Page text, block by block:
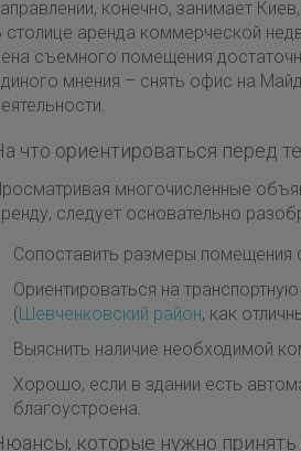
конечно, занимает
столице аренда коммерческой
съемного помещения
мнения – снять офис на
что ориентироваться перед
многочисленные
следует основательно
Сопоставить размеры помещения
Ориентироваться на
(Шевченковский район, как
Выяснить наличие необходимой
Хорошо, если в здании есть
благоустроена.
которые нужно